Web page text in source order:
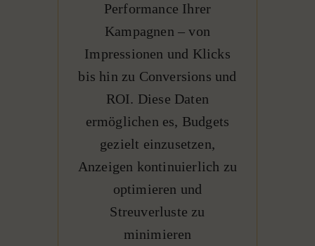
Performance Ihrer
Kampagnen – von
Impressionen und Klicks
bis hin zu Conversions und
ROI. Diese Daten
ermöglichen es, Budgets
gezielt einzusetzen,
Anzeigen kontinuierlich zu
optimieren und
Streuverluste zu
minimieren